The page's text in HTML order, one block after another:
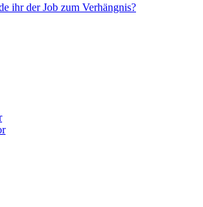
ihr der Job zum Verhängnis?